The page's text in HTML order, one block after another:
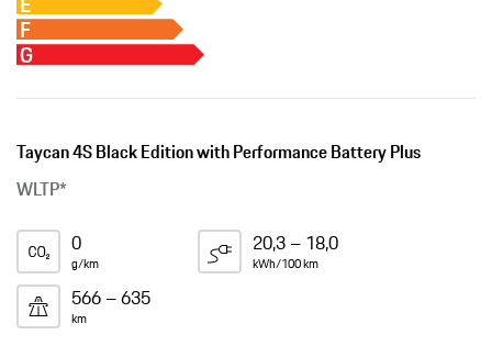
F
G
Taycan 4S Black Edition with Performance Battery Plus
WLTP*
0
g/km
20,3 – 18,0
kWh/100 km
566 – 635
km